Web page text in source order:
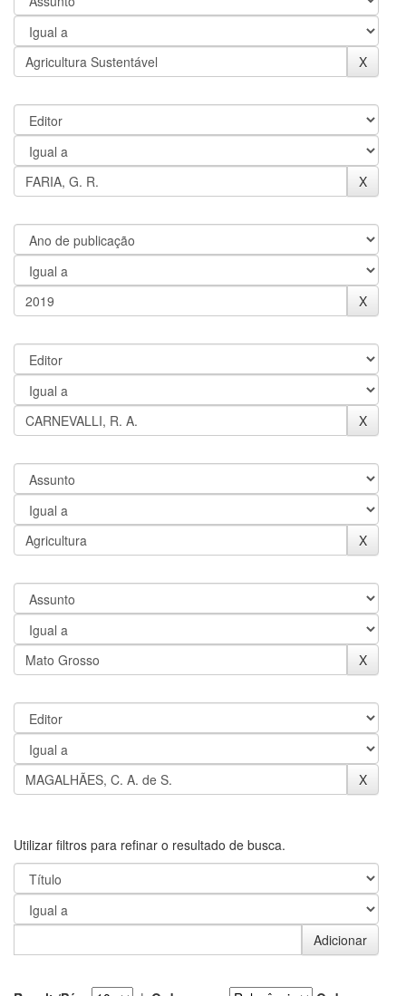
Utilizar filtros para refinar o resultado de busca.